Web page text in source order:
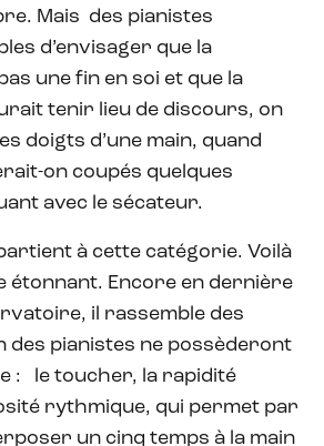
Mais des pianistes
d’envisager que la
une fin en soi et que la
tenir lieu de discours, on
doigts d’une main, quand
on coupés quelques
avec le sécateur.
à cette catégorie. Voilà
étonnant. Encore en dernière
il rassemble des
des pianistes ne possèderont
:
le toucher, la rapidité
rythmique, qui permet par
un cinq temps à la main